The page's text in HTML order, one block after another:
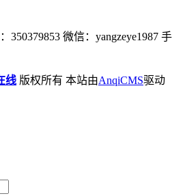
350379853 微信：yangzeye1987 手
线 版权所有 本站由AnqiCMS驱动